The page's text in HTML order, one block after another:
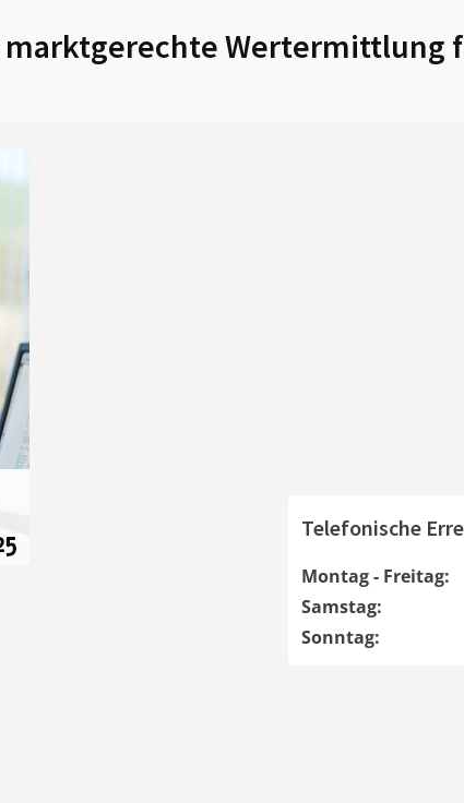
marktgerechte Wertermittlung
Telefonische
Montag - Freitag:
Samstag:
Sonntag: